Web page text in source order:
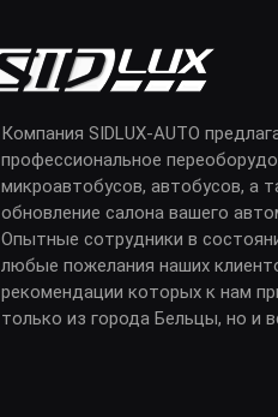
Компания SIDLUX-AUTO
профессиональное
микроавтобусов, автобусов, а
обновление салона вашего
Опытные сотрудники в
любые пожелания наших
рекомендации которых к нам
только из города Бельцы, но и